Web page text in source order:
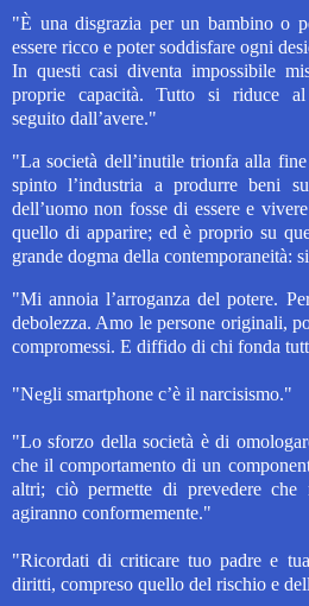
"È una disgrazia per un bambino o
essere ricco e poter soddisfare ogni
In questi casi diventa impossibile
proprie capacità. Tutto si riduce al
seguito dall’avere."
"La società dell’inutile trionfa alla
spinto l’industria a produrre beni
dell’uomo non fosse di essere e
quello di apparire; ed è proprio su
grande dogma della contemporaneità:
"Mi annoia l’arroganza del potere.
debolezza. Amo le persone originali,
compromessi. E diffido di chi fonda
"Negli smartphone c’è il narcisismo."
"Lo sforzo della società è di
che il comportamento di un
altri; ciò permette di prevedere che
agiranno conformemente."
"Ricordati di criticare tuo padre e
diritti, compreso quello del rischio e